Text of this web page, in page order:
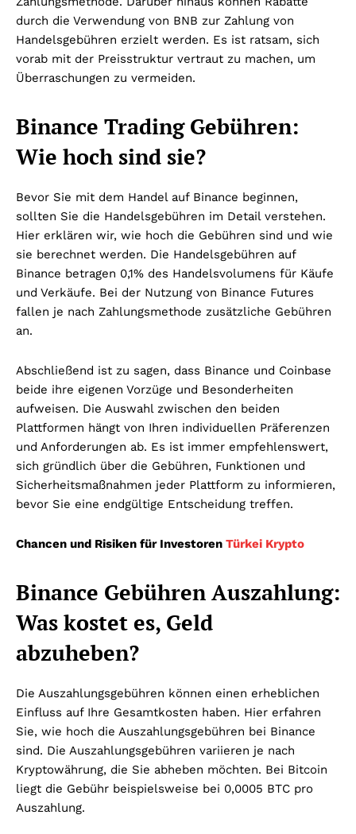
durch die Verwendung von BNB zur Zahlung von
Handelsgebühren erzielt werden. Es ist ratsam, sich
vorab mit der Preisstruktur vertraut zu machen, um
Überraschungen zu vermeiden.
Binance Trading Gebühren:
Wie hoch sind sie?
Bevor Sie mit dem Handel auf Binance beginnen,
sollten Sie die Handelsgebühren im Detail verstehen.
Hier erklären wir, wie hoch die Gebühren sind und wie
sie berechnet werden. Die Handelsgebühren auf
Binance betragen 0,1% des Handelsvolumens für Käufe
und Verkäufe. Bei der Nutzung von Binance Futures
fallen je nach Zahlungsmethode zusätzliche Gebühren
an.
Abschließend ist zu sagen, dass Binance und Coinbase
beide ihre eigenen Vorzüge und Besonderheiten
aufweisen. Die Auswahl zwischen den beiden
Plattformen hängt von Ihren individuellen Präferenzen
und Anforderungen ab. Es ist immer empfehlenswert,
sich gründlich über die Gebühren, Funktionen und
Sicherheitsmaßnahmen jeder Plattform zu informieren,
bevor Sie eine endgültige Entscheidung treffen.
Chancen und Risiken für Investoren Türkei Krypto
Binance Gebühren Auszahlung:
Was kostet es, Geld
abzuheben?
Die Auszahlungsgebühren können einen erheblichen
Einfluss auf Ihre Gesamtkosten haben. Hier erfahren
Sie, wie hoch die Auszahlungsgebühren bei Binance
sind. Die Auszahlungsgebühren variieren je nach
Kryptowährung, die Sie abheben möchten. Bei Bitcoin
liegt die Gebühr beispielsweise bei 0,0005 BTC pro
Auszahlung.